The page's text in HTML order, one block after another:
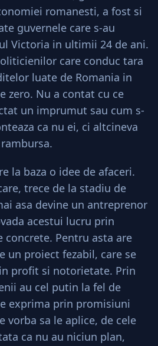
romanesti, a fost si
guvernele care s-au
Victoria in ultimii 24 de ani.
care conduc tara
luate de Romania in
zero. Nu a contat cu ce
un imprumut sau cum s-
ca nu ei, ci altcineva
la baza o idee de afaceri.
trece de la stadiu de
asa devine un antreprenor
acestui lucru prin
concrete. Pentru asta are
un proiect fezabil, care se
profit si notorietate. Prin
au cel putin la fel de
exprima prin promisiuni
vorba sa le aplice, de cele
ca nu au niciun plan,